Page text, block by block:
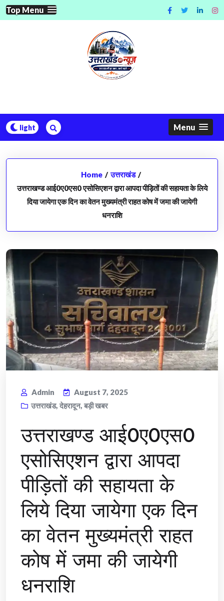
Skip
to
Top Menu
Menu
Home / उत्तराखंड /
उत्तराखण्ड आई0ए0एस0 एसोसिएशन द्वारा आपदा पीड़ितों की सहायता के लिये
दिया जायेगा एक दिन का वेतन मुख्यमंत्री राहत कोष में जमा की जायेगी
धनराशि
Admin
August 7, 2025
उत्तराखंड, देहरादून, बड़ी खबर
उत्तराखण्ड आई0ए0एस0
एसोसिएशन द्वारा आपदा
पीड़ितों की सहायता के
लिये दिया जायेगा एक दिन
का वेतन मुख्यमंत्री राहत
कोष में जमा की जायेगी
धनराशि